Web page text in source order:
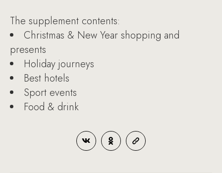
The supplement contents:
Christmas & New Year shopping and
presents
Holiday journeys
Best hotels
Sport events
Food & drink